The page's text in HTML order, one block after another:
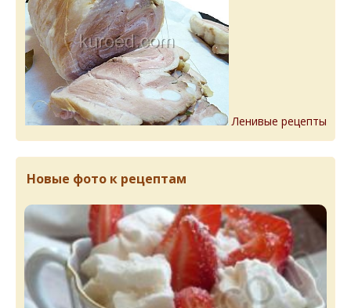
Ленивые рецепты
Новые фото к рецептам